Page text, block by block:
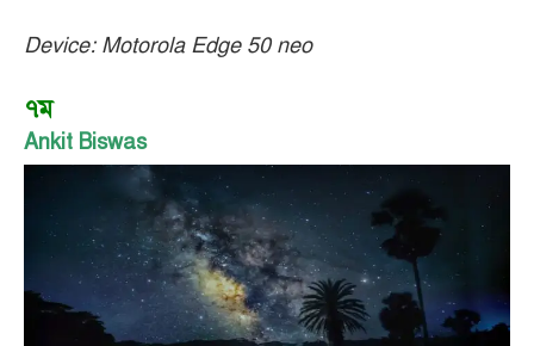
Device: Motorola Edge 50 neo
৭ম
Ankit Biswas